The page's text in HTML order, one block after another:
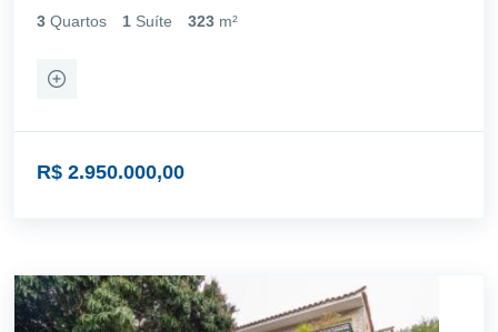
3 Quartos 1 Suíte 323 m²
R$ 2.950.000,00